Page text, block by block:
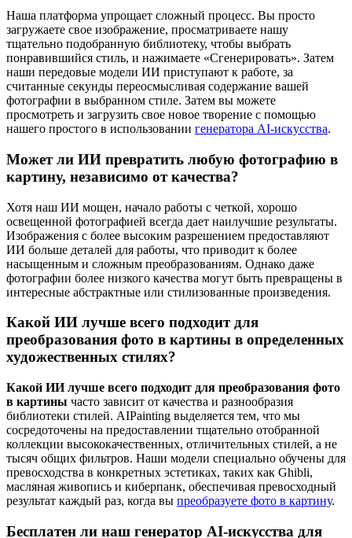
Наша платформа упрощает сложный процесс. Вы просто
загружаете свое изображение, просматриваете нашу
тщательно подобранную библиотеку, чтобы выбрать
понравившийся стиль, и нажимаете «Сгенерировать». Затем
наши передовые модели ИИ приступают к работе, за
считанные секунды переосмысливая содержание вашей
фотографии в выбранном стиле. Затем вы можете
просмотреть и загрузить свое новое творение с помощью
нашего простого в использовании генератора AI-искусства.
Может ли ИИ превратить любую фотографию в
картину, независимо от качества?
Хотя наш ИИ мощен, начало работы с четкой, хорошо
освещенной фотографией всегда дает наилучшие результаты.
Изображения с более высоким разрешением предоставляют
ИИ больше деталей для работы, что приводит к более
насыщенным и сложным преобразованиям. Однако даже
фотографии более низкого качества могут быть превращены в
интересные абстрактные или стилизованные произведения.
Какой ИИ лучше всего подходит для
преобразования фото в картины в определенных
художественных стилях?
Какой ИИ лучше всего подходит для преобразования фото
в картины часто зависит от качества и разнообразия
библиотеки стилей. AIPainting выделяется тем, что мы
сосредоточены на предоставлении тщательно отобранной
коллекции высококачественных, отличительных стилей, а не
тысяч общих фильтров. Наши модели специально обучены для
превосходства в конкретных эстетиках, таких как Ghibli,
масляная живопись и киберпанк, обеспечивая превосходный
результат каждый раз, когда вы преобразуете фото в картину.
Бесплатен ли наш генератор AI-искусства для